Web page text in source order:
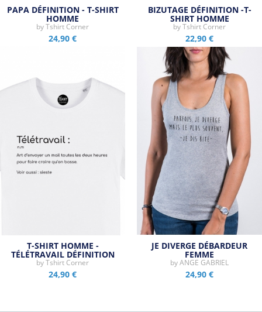
PAPA DÉFINITION - T-SHIRT
HOMME
byTshirt Corner
24,90 €
BIZUTAGE DÉFINITION -T-
SHIRT HOMME
byTshirt Corner
22,90 €
T-SHIRT HOMME -
TÉLÉTRAVAIL DÉFINITION
byTshirt Corner
24,90 €
JE DIVERGE DÉBARDEUR
FEMME
byANGE GABRIEL
24,90 €